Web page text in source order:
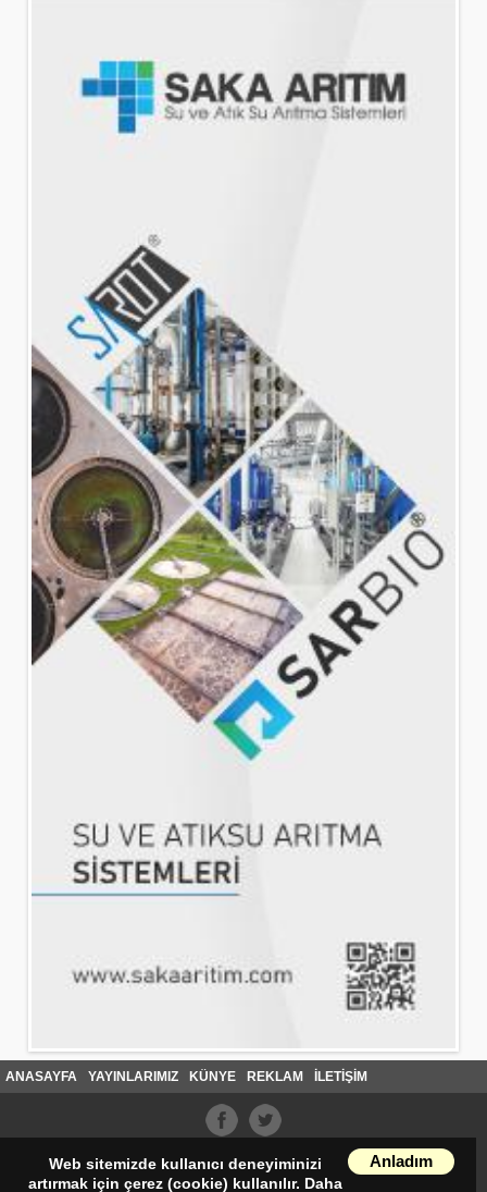
Anladım
Web sitemizde kullanıcı deneyiminizi
artırmak için çerez (cookie) kullanılır. Daha
ANASAYFA YAYINLARIMIZ KÜNYE REKLAM İLETİŞİM